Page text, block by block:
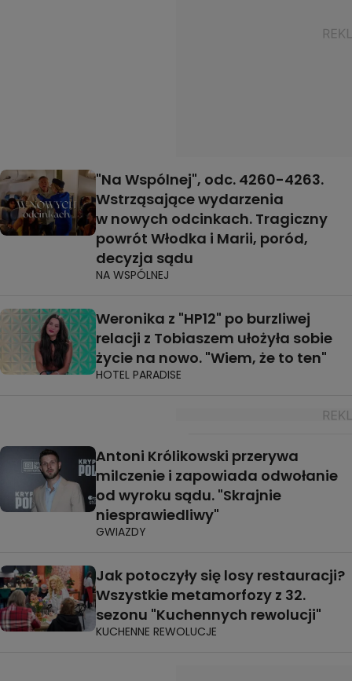
"Na Wspólnej", odc. 4260-4263.
Wstrząsające wydarzenia
w nowych odcinkach. Tragiczny
powrót Włodka i Marii, poród,
decyzja sądu
NA WSPÓLNEJ
Weronika z "HP12" po burzliwej
relacji z Tobiaszem ułożyła sobie
życie na nowo. "Wiem, że to ten"
HOTEL PARADISE
Antoni Królikowski przerywa
milczenie i zapowiada odwołanie
od wyroku sądu. "Skrajnie
niesprawiedliwy"
GWIAZDY
Jak potoczyły się losy restauracji?
Wszystkie metamorfozy z 32.
sezonu "Kuchennych rewolucji"
KUCHENNE REWOLUCJE